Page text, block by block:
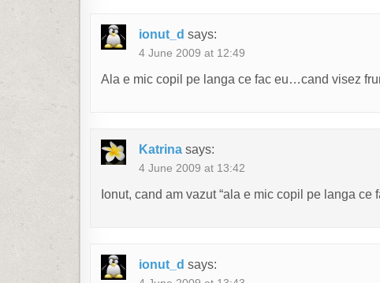
ionut_d says:
4 June 2009 at 12:49
Ala e mic copil pe langa ce fac eu…cand visez
Katrina says:
4 June 2009 at 13:42
Ionut, cand am vazut “ala e mic copil pe langa
ionut_d says: